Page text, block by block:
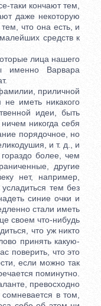
таки кончают тем,
даже некоторую
что она есть, и
средств к
лица нашего
именно Варвара
приличной
иметь никакого
идеи, быть
никогда себя
порядочное, но
и т. д., и
более, чем
другие
нет, например,
тем без
синие очки и
стали иметь
своем что-нибудь
что уж никто
принять какую-
поверить, что это
если можно так
поминутно.
превосходно
в том,